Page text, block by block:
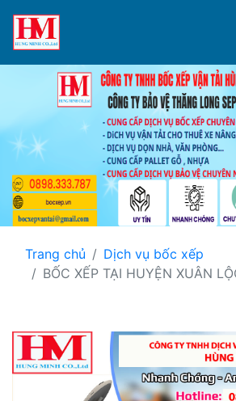
Trang chủ
Dịch vụ bốc xếp
BỐC XẾP TẠI HUYỆN XUÂN